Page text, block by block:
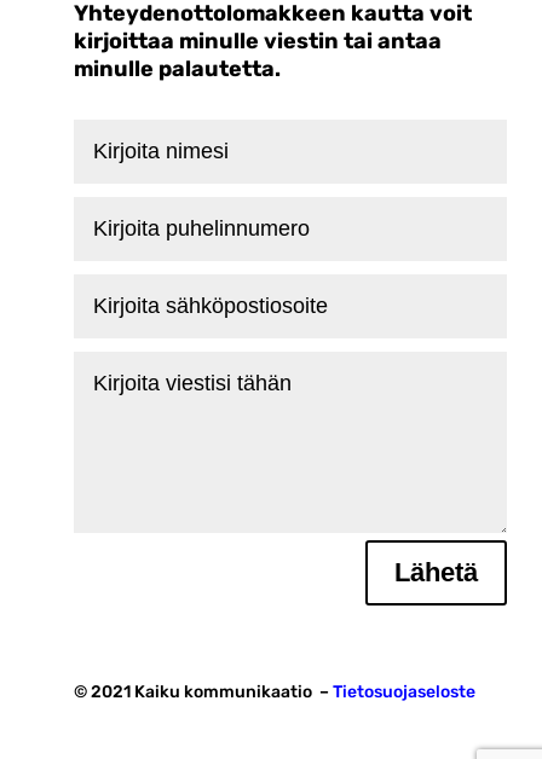
Yhteydenottolomakkeen kautta voit
kirjoittaa minulle viestin tai antaa
minulle palautetta.
nimesi
puhelinnumero
sähköpostiosoite
viestisi
Lähetä
© 2021 Kaiku kommunikaatio – Tietosuojaseloste